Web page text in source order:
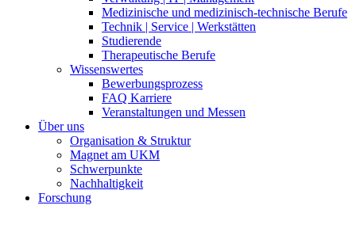
Medizinische und medizinisch-technische Berufe
Technik | Service | Werkstätten
Studierende
Therapeutische Berufe
Wissenswertes
Bewerbungsprozess
FAQ Karriere
Veranstaltungen und Messen
Über uns
Organisation & Struktur
Magnet am UKM
Schwerpunkte
Nachhaltigkeit
Forschung